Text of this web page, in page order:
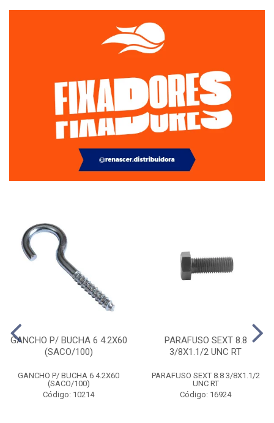
GANCHO P/ BUCHA 6 4.2X60
(SACO/100)
GANCHO P/ BUCHA 6 4.2X60
(SACO/100)
Código: 10214
PARAFUSO SEXT 8.8
3/8X1.1/2 UNC RT
PARAFUSO SEXT 8.8 3/8X1.1/2
UNC RT
Código: 16924